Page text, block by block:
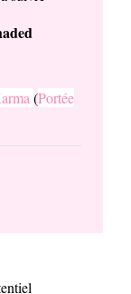
(Portée